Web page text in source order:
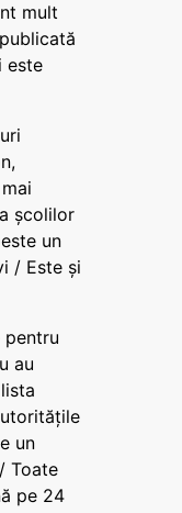
mult
este
școlilor
un
/ Este și
pentru
au
un
Toate
pe 24